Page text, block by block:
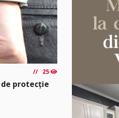
25
protecție